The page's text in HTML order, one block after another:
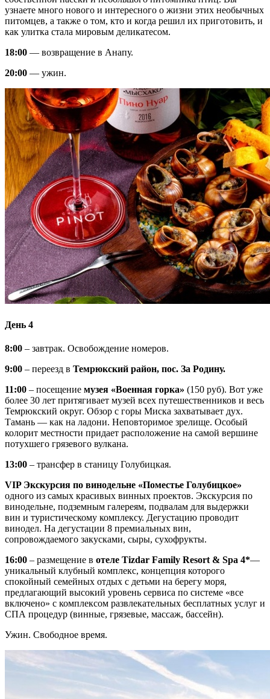
узнаете много нового и интересного о жизни этих необычных
питомцев, а также о том, кто и когда решил их приготовить, и
как улитка стала мировым деликатесом.
18:00 — возвращение в Анапу.
20:00 — ужин.
День 4
8:00 – завтрак. Освобождение номеров.
9:00 – переезд в Темрюкский район, пос. За Родину.
11:00 – посещение музея «Военная горка» (150 руб). Вот уже
более 30 лет притягивает музей всех путешественников и весь
Темрюкский округ. Обзор с горы Миска захватывает дух.
Тамань — как на ладони. Неповторимое зрелище. Особый
колорит местности придает расположение на самой вершине
потухшего грязевого вулкана.
13:00 – трансфер в станицу Голубицкая.
VIP Экскурсия по винодельне «Поместье Голубицкое»
одного из самых красивых винных проектов. Экскурсия по
винодельне, подземным галереям, подвалам для выдержки
вин и туристическому комплексу. Дегустацию проводит
винодел. На дегустации 8 премиальных вин,
сопровождаемого закусками, сыры, сухофрукты.
16:00 – размещение в отеле Tizdar Family Resort & Spa 4*—
уникальный клубный комплекс, концепция которого
спокойный семейных отдых с детьми на берегу моря,
предлагающий высокий уровень сервиса по системе «все
включено» с комплексом развлекательных бесплатных услуг и
СПА процедур (винные, грязевые, массаж, бассейн).
Ужин. Свободное время.